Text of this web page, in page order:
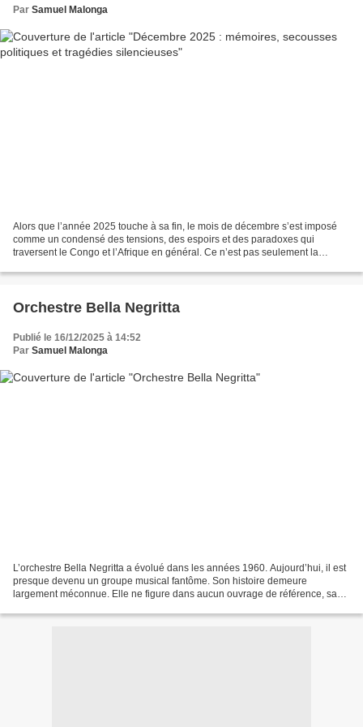
Par Samuel Malonga
Alors que l’année 2025 touche à sa fin, le mois de décembre s’est imposé
comme un condensé des tensions, des espoirs et des paradoxes qui
traversent le Congo et l’Afrique en général. Ce n’est pas seulement la
Orchestre Bella Negritta
Publié le 16/12/2025 à 14:52
Par Samuel Malonga
L’orchestre Bella Negritta a évolué dans les années 1960. Aujourd’hui, il est
presque devenu un groupe musical fantôme. Son histoire demeure
largement méconnue. Elle ne figure dans aucun ouvrage de référence, sa